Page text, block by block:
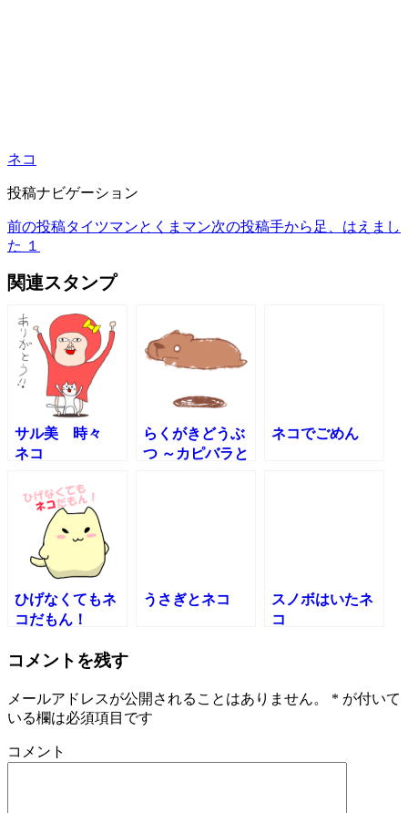
ネコ
投稿ナビゲーション
前の投稿タイツマンとくまマン次の投稿手から足、はえまし
た １
関連スタンプ
サル美 時々
ネコ
らくがきどうぶ
つ ～カピバラと
ネコでごめん
ひげなくてもネ
コだもん！
うさぎとネコ
スノボはいたネ
コ
コメントを残す
メールアドレスが公開されることはありません。 * が付いて
いる欄は必須項目です
コメント